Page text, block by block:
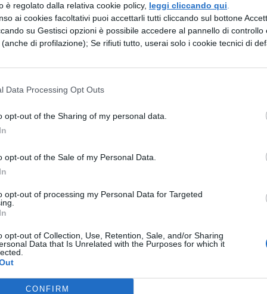
è regolato dalla relativa cookie policy, leggi cliccando qui
ai cookies facoltativi puoi accettarli tutti cliccando sul bottone
su Gestisci opzioni è possibile accedere al pannello di controllo
di profilazione); Se rifiuti tutto, userai solo i cookie tecnici di
Data Processing Opt Outs
opt-out of the Sharing of my personal data.
opt-out of the Sale of my Personal Data.
opt-out of processing my Personal Data for Targeted
opt-out of Collection, Use, Retention, Sale, and/or Sharing
Data that Is Unrelated with the Purposes for which it
CONFIRM
sviluppo dei multimedia sui sistemi OEM a
adotteranno per primi la tecnologia MMX
di considerare l'implementazione dei DVD
passo strategico.
anche allo sviluppo di altre tecnologie
della capacità di memorizzazione deriva anche
un laser a lunghezza d'onda inferiore rispetto
"pit" di dimensioni ulteriormente ridotte;
resi disponibili laser a luce visibile con
(già si parla di laser a luce verde e blu
e 460 nanometri), si potrebbe giungere a
con una capacità teorica di memorizzazione
il contenuto